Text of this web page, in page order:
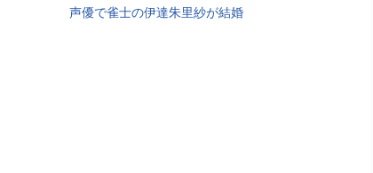
声優で雀士の伊達朱里紗が結婚